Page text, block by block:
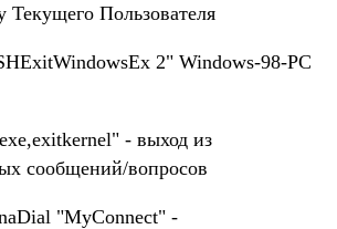
Текущего Пользователя
2" Windows-98-PC
- выход из
сообщений/вопросов
"MyConnect" -